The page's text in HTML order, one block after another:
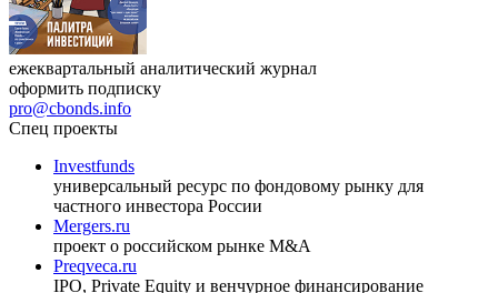
оформить подписку
pro@cbonds.info
Спец проекты
Investfunds
универсальный ресурс по фондовому рынку для
частного инвестора России